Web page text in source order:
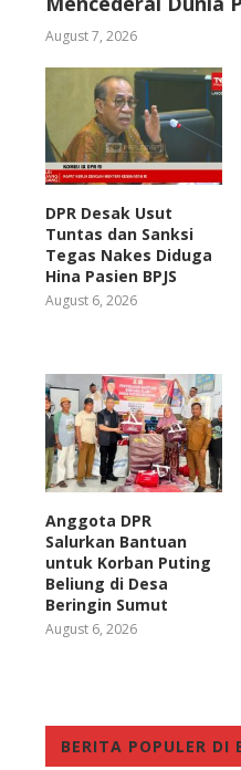
August 7, 2026
DPR Desak Usut
Tuntas dan Sanksi
Tegas Nakes Diduga
Hina Pasien BPJS
August 6, 2026
Anggota DPR
Salurkan Bantuan
untuk Korban Puting
Beliung di Desa
Beringin Sumut
August 6, 2026
BERITA POPULER DI